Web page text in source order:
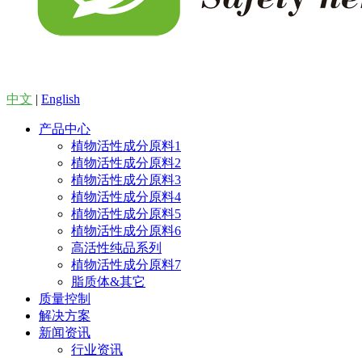
中文 | English
产品中心
植物活性成分原料1
植物活性成分原料2
植物活性成分原料3
植物活性成分原料4
植物活性成分原料5
植物活性成分原料6
高活性纯品系列
植物活性成分原料7
脂质体&其它
质量控制
解决方案
新闻资讯
行业资讯